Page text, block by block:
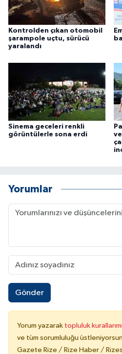
Kontrolden çıkan otomobil
şarampole uçtu, sürücü
yaralandı
Sinema geceleri renkli
görüntülerle sona erdi
Yorumlar
Gönder
Yorum yazarak topluluk
ve tüm sorumluluğu
Gazete Rize / Rize Haber /